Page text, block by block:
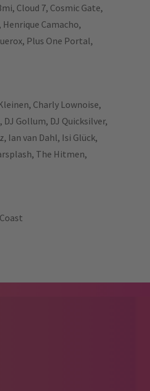
Cloud 7, Cosmic Gate,
Camacho,
Plus One Portal,
Charly Lownoise,
DJ Gollum, DJ Quicksilver,
Ian van Dahl, Isi Glück,
The Hitmen,